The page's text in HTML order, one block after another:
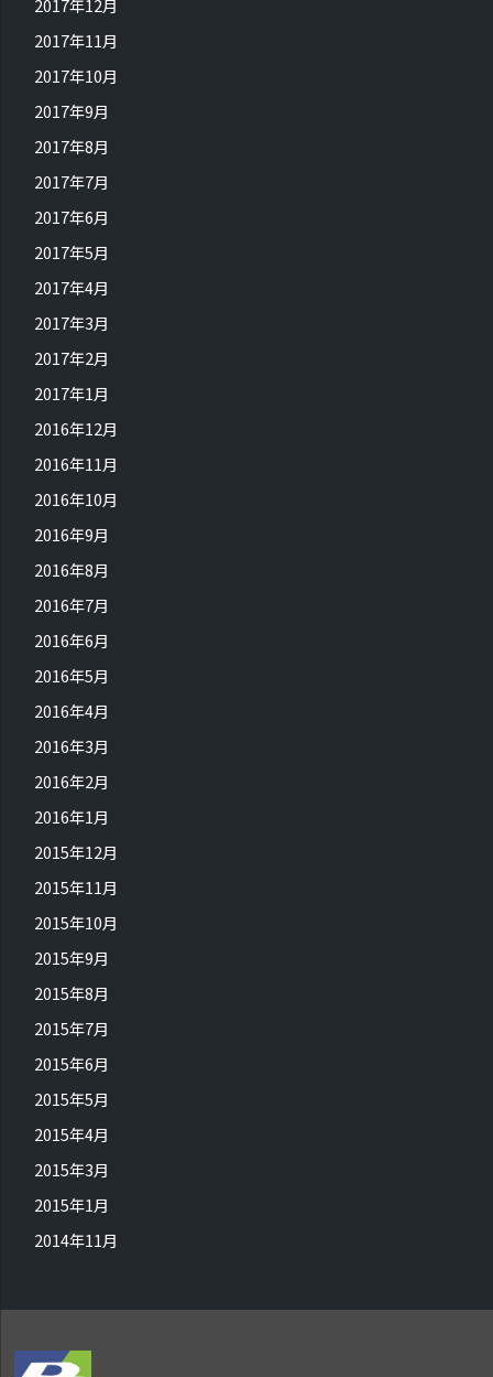
2017年12月
2017年11月
2017年10月
2017年9月
2017年8月
2017年7月
2017年6月
2017年5月
2017年4月
2017年3月
2017年2月
2017年1月
2016年12月
2016年11月
2016年10月
2016年9月
2016年8月
2016年7月
2016年6月
2016年5月
2016年4月
2016年3月
2016年2月
2016年1月
2015年12月
2015年11月
2015年10月
2015年9月
2015年8月
2015年7月
2015年6月
2015年5月
2015年4月
2015年3月
2015年1月
2014年11月